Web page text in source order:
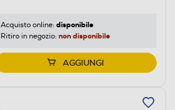
Acquisto online: disponibile
Ritiro in negozio: non disponibile
AGGIUNGI